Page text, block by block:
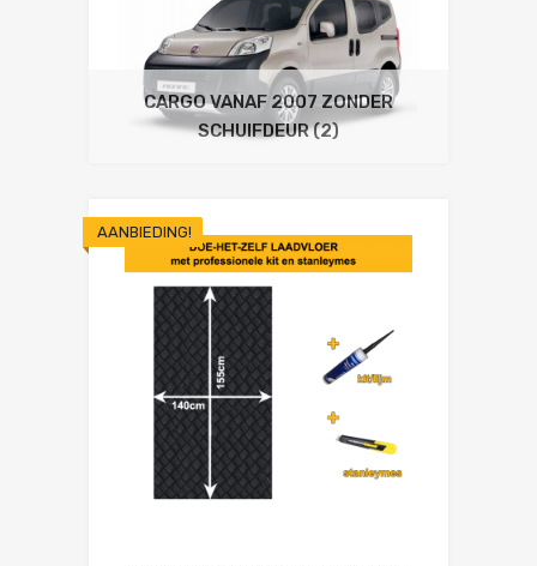
CARGO VANAF 2007 ZONDER
SCHUIFDEUR(2)
AANBIEDING!